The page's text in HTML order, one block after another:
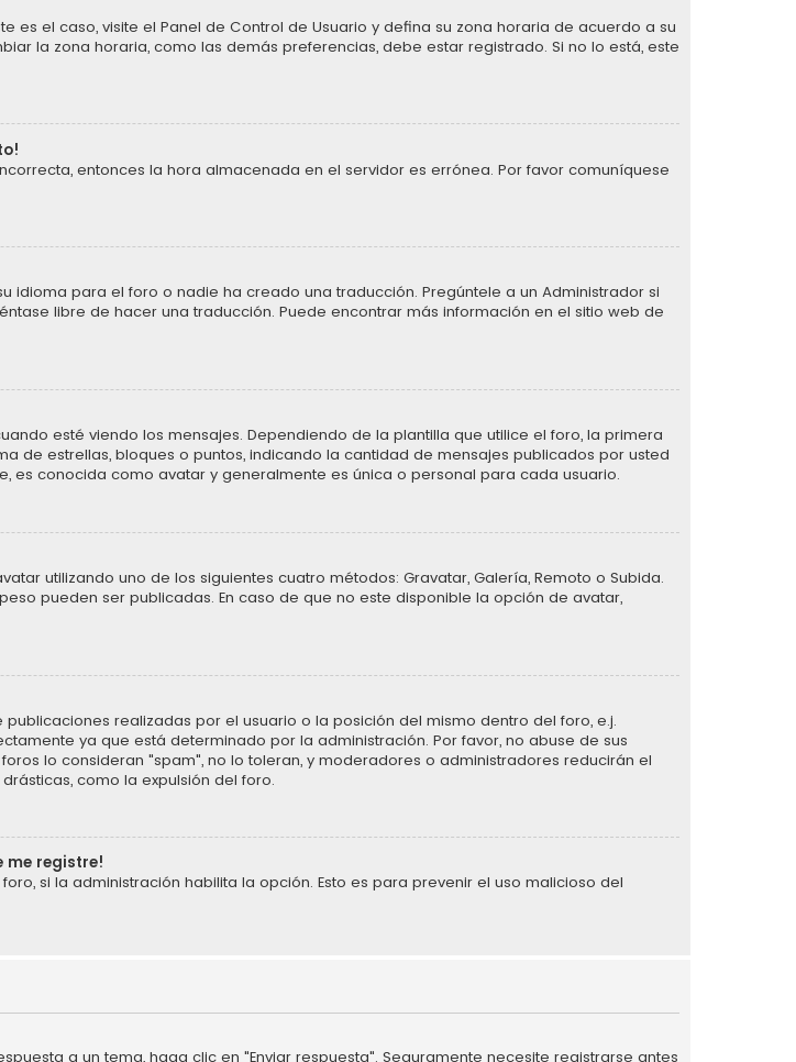
es el caso, visite el Panel de Control de Usuario y defina su zona horaria de acuerdo a su
la zona horaria, como las demás preferencias, debe estar registrado. Si no lo está, este
entonces la hora almacenada en el servidor es errónea. Por favor comuníquese
para el foro o nadie ha creado una traducción. Pregúntele a un Administrador si
libre de hacer una traducción. Puede encontrar más información en el sitio web de
esté viendo los mensajes. Dependiendo de la plantilla que utilice el foro, la primera
de estrellas, bloques o puntos, indicando la cantidad de mensajes publicados por usted
es conocida como avatar y generalmente es única o personal para cada usuario.
utilizando uno de los siguientes cuatro métodos: Gravatar, Galería, Remoto o Subida.
pueden ser publicadas. En caso de que no este disponible la opción de avatar,
realizadas por el usuario o la posición del mismo dentro del foro, e.j.
ya que está determinado por la administración. Por favor, no abuse de sus
lo consideran "spam", no lo toleran, y moderadores o administradores reducirán el
como la expulsión del foro.
me registre!
si la administración habilita la opción. Esto es para prevenir el uso malicioso del
a un tema, haga clic en "Enviar respuesta". Seguramente necesite registrarse antes